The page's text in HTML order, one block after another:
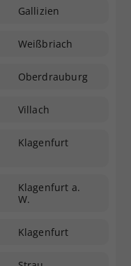
Gallizien
Weißbriach
Oberdrauburg
Villach
Klagenfurt
Klagenfurt a.
W.
Klagenfurt